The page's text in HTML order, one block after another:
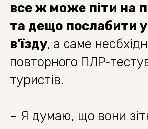
все ж може піти на
та дещо послабити
в’їзду, а саме
повторного
туристів.
– Я думаю, що вони